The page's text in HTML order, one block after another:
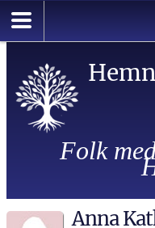
Folk
Anna